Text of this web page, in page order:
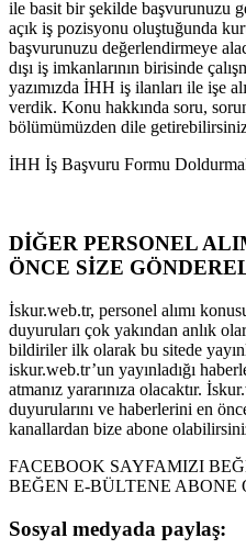
ile basit bir şekilde başvurunuzu
açık iş pozisyonu oluştuğunda
başvurunuzu değerlendirmeye
dışı iş imkanlarının birisinde
yazımızda İHH iş ilanları ile işe
verdik. Konu hakkında soru,
bölümümüzden dile
İHH İş Başvuru Formu
DİĞER PERSONEL
ÖNCE SİZE
İskur.web.tr, personel alımı
duyuruları çok yakından anlık
bildiriler ilk olarak bu sitede
iskur.web.tr’un yayınladığı
atmanız yararınıza olacaktır.
duyurularını ve haberlerini en
kanallardan bize abone
FACEBOOK SAYFAMIZI
BEĞEN E-BÜLTENE ABONE
Sosyal medyada paylaş: